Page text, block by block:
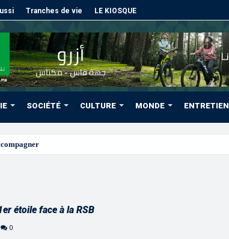
Tranches de vie LE KIOSQUE
SOCIÉTÉ CULTURE MONDE ENTRETIEN
les projets des Marocains du Monde
étoile face à la RSB
0